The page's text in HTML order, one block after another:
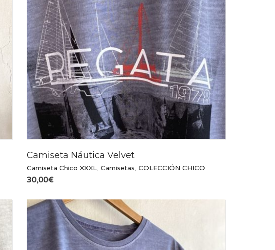
Camiseta Náutica Velvet
Camiseta Chico XXXL,Camisetas,COLECCIÓN CHICO
30,00€